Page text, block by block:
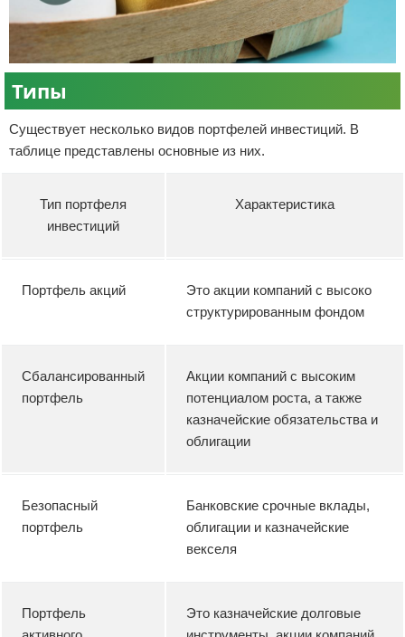
Типы
Существует несколько видов портфелей инвестиций. В
таблице представлены основные из них.
Тип портфеля
инвестиций
Характеристика
Портфель акций
Это акции компаний с высоко
структурированным фондом
Сбалансированный
портфель
Акции компаний с высоким
потенциалом роста, а также
казначейские обязательства и
облигации
Безопасный
портфель
Банковские срочные вклады,
облигации и казначейские
векселя
Портфель
Это казначейские долговые